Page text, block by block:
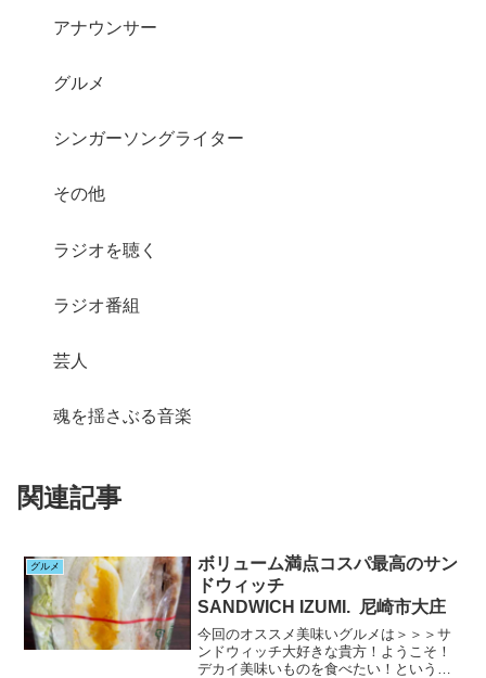
アナウンサー
グルメ
シンガーソングライター
その他
ラジオを聴く
ラジオ番組
芸人
魂を揺さぶる音楽
関連記事
グルメ
ボリューム満点コスパ最高のサン
ドウィッチ
SANDWICH IZUMI. 尼崎市大庄
今回のオススメ美味いグルメは＞＞＞サ
ンドウィッチ大好きな貴方！ようこそ！
デカイ美味いものを食べたい！という気